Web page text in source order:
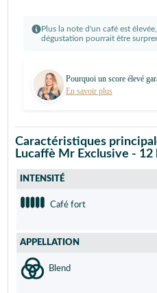
Plus la note d'un café est
dégustation pourrait être
Pourquoi un score élevé
En savoir plus
Caractéristiques
Lucaffè Mr Exclusive - 12
INTENSITÉ
Café fort
APPELLATION
Blend